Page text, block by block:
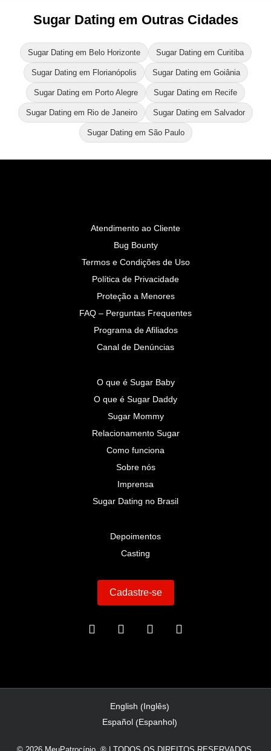
Sugar Dating em Outras Cidades
Sugar Dating em Belo Horizonte Sugar Dating em Curitiba
Sugar Dating em Florianópolis Sugar Dating em Goiânia
Sugar Dating em Porto Alegre Sugar Dating em Recife
Sugar Dating em Rio de Janeiro Sugar Dating em Salvador
Sugar Dating em São Paulo
Atendimento ao Cliente
Bug Bounty
Termos e Condições de Uso
Política de Privacidade
Proteção a Menores
FAQ – Perguntas Frequentes
Programa de Afiliados
Canal de Denúncias
O que é Sugar Baby
O que é Sugar Daddy
Sugar Mommy
Relacionamento Sugar
Como funciona
Sobre nós
Imprensa
Sugar Dating no Brasil
Depoimentos
Casting
Cadastre-se
English (Inglês)
Español (Espanhol)